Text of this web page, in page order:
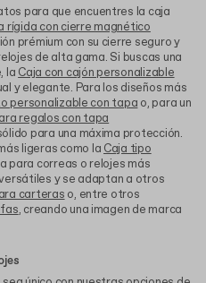
para que encuentres la caja
rígida con cierre magnético
prémium con su cierre seguro y
de alta gama. Si buscas una
la Caja con cajón personalizable
y elegante. Para los diseños más
personalizable con tapa o, para un
regalos con tapa
para una máxima protección.
ligeras como la Caja tipo
para correas o relojes más
y se adaptan a otros
carteras o, entre otros
, creando una imagen de marca